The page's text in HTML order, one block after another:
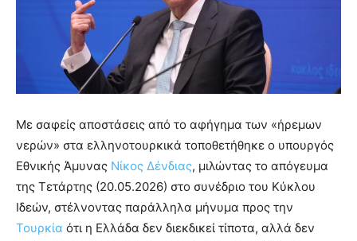
Με σαφείς αποστάσεις από το αφήγημα των «ήρεμων
νερών» στα ελληνοτουρκικά τοποθετήθηκε ο υπουργός
Εθνικής Άμυνας Νίκος Δένδιας, μιλώντας το απόγευμα
της Τετάρτης (20.05.2026) στο συνέδριο του Κύκλου
Ιδεών, στέλνοντας παράλληλα μήνυμα προς την
Τουρκία ότι η Ελλάδα δεν διεκδικεί τίποτα, αλλά δεν